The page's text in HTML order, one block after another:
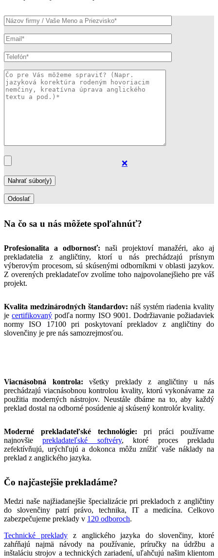
❌
Na čo sa u nás môžete spoľahnúť?
Profesionalita a odbornosť: naši projektoví manažéri, ako aj
prekladatelia z angličtiny, ktorí u nás prechádzajú prísnym
výberovým procesom, sú skúsenými odborníkmi v oblasti jazykov.
Z overených prekladateľov zvolíme toho najpovolanejšieho pre váš
projekt.
Kvalita medzinárodných štandardov: náš systém riadenia kvality
jecertifikovaný podľa normy ISO 9001. Dodržiavanie požiadaviek
normy ISO 17100 pri poskytovaní prekladov z angličtiny do
slovenčiny je pre nás samozrejmosťou.
Viacnásobná kontrola: všetky preklady z angličtiny u nás
prechádzajú viacnásobnou kontrolou kvality, ktorú vykonávame za
použitia moderných nástrojov. Neustále dbáme na to, aby každý
preklad dostal na odborné posúdenie aj skúsený kontrolór kvality.
Moderné prekladateľské technológie: pri práci používame
najnovšieprekladateľské softvéry, ktoré proces prekladu
zefektívňujú, urýchľujú a dokonca môžu znížiť vaše náklady na
preklad z anglického jazyka.
Čo najčastejšie prekladáme?
Medzi naše najžiadanejšie špecializácie pri prekladoch z angličtiny
do slovenčiny patrí právo, technika, IT a medicína. Celkovo
zabezpečujeme preklady v 120 odboroch.
Technické prekladyz anglického jazyka do slovenčiny, ktoré
zahŕňajú najmä návody na používanie, príručky na údržbu a
inštaláciu strojov a technických zariadení, uľahčujú našim klientom